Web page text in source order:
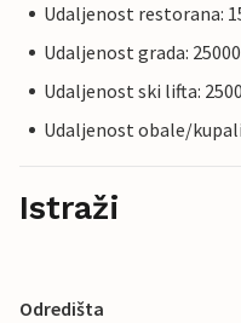
Udaljenost restorana:
Udaljenost grada:
Udaljenost ski lifta:
Udaljenost obale/
Istraži
Odredišta